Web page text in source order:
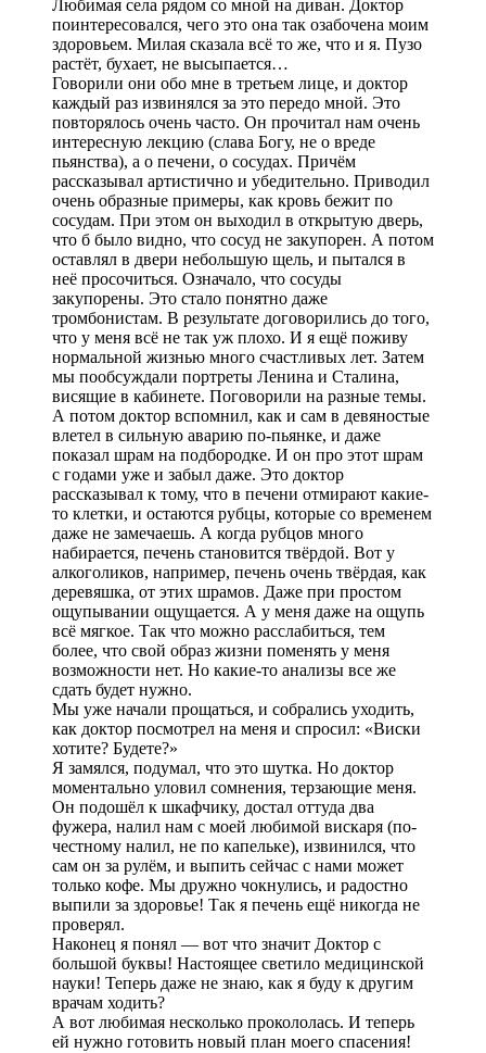
Любимая села рядом со мной на диван. Доктор
поинтересовался, чего это она так озабочена моим
здоровьем. Милая сказала всё то же, что и я. Пузо
растёт, бухает, не высыпается…
Говорили они обо мне в третьем лице, и доктор
каждый раз извинялся за это передо мной. Это
повторялось очень часто. Он прочитал нам очень
интересную лекцию (слава Богу, не о вреде
пьянства), а о печени, о сосудах. Причём
рассказывал артистично и убедительно. Приводил
очень образные примеры, как кровь бежит по
сосудам. При этом он выходил в открытую дверь,
что б было видно, что сосуд не закупорен. А потом
оставлял в двери небольшую щель, и пытался в
неё просочиться. Означало, что сосуды
закупорены. Это стало понятно даже
тромбонистам. В результате договорились до того,
что у меня всё не так уж плохо. И я ещё поживу
нормальной жизнью много счастливых лет. Затем
мы пообсуждали портреты Ленина и Сталина,
висящие в кабинете. Поговорили на разные темы.
А потом доктор вспомнил, как и сам в девяностые
влетел в сильную аварию по-пьянке, и даже
показал шрам на подбородке. И он про этот шрам
с годами уже и забыл даже. Это доктор
рассказывал к тому, что в печени отмирают какие-
то клетки, и остаются рубцы, которые со временем
даже не замечаешь. А когда рубцов много
набирается, печень становится твёрдой. Вот у
алкоголиков, например, печень очень твёрдая, как
деревяшка, от этих шрамов. Даже при простом
ощупывании ощущается. А у меня даже на ощупь
всё мягкое. Так что можно расслабиться, тем
более, что свой образ жизни поменять у меня
возможности нет. Но какие-то анализы все же
сдать будет нужно.
Мы уже начали прощаться, и собрались уходить,
как доктор посмотрел на меня и спросил: «Виски
хотите? Будете?»
Я замялся, подумал, что это шутка. Но доктор
моментально уловил сомнения, терзающие меня.
Он подошёл к шкафчику, достал оттуда два
фужера, налил нам с моей любимой вискаря (по-
честному налил, не по капельке), извинился, что
сам он за рулём, и выпить сейчас с нами может
только кофе. Мы дружно чокнулись, и радостно
выпили за здоровье! Так я печень ещё никогда не
проверял.
Наконец я понял — вот что значит Доктор с
большой буквы! Настоящее светило медицинской
науки! Теперь даже не знаю, как я буду к другим
врачам ходить?
А вот любимая несколько прокололась. И теперь
ей нужно готовить новый план моего спасения!